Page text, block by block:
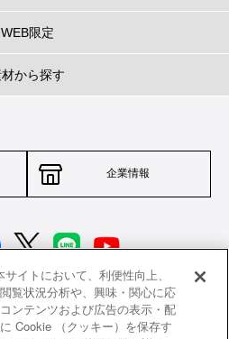
WEB限定
から探す
企業情報
特定商取引法に基づく表示
イトにおいて、利便性向上、
覧状況分析や、興味・関心に応
ンテンツおよび広告の表示・配
Cookie （クッキー）を保存す